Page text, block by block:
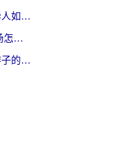
迅游和回国好用吗？海外华人如何选择靠谱的回国加速器
海外党必看：Clash回国机场怎么选？一篇搞定无缝访问国内资源的全攻略
穿梭和松果哪个好？海外游子的数字归乡路，到底该怎么选